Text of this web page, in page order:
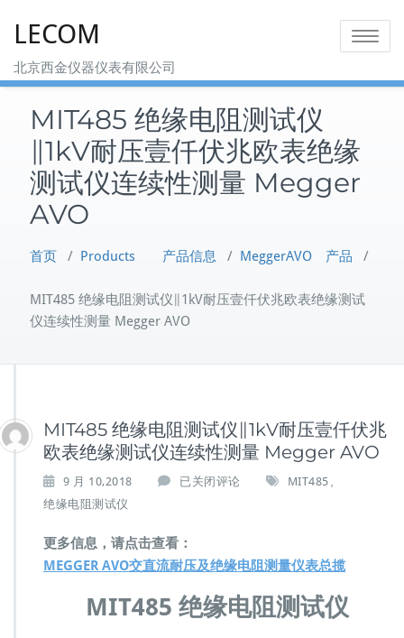
LECOM
北京西金仪器仪表有限公司
Toggle
MIT485 绝缘电阻测试仪
∥1kV耐压壹仟伏兆欧表绝缘
测试仪连续性测量 Megger
AVO
首页 / Products 产品信息 / MeggerAVO 产品 /
MIT485 绝缘电阻测试仪∥1kV耐压壹仟伏兆欧表绝缘测试
仪连续性测量 Megger AVO
MIT485 绝缘电阻测试仪∥1kV耐压壹仟伏兆
欧表绝缘测试仪连续性测量 Megger AVO
9 月 10,2018
M
8
5
缘
已关闭评论 MIT485
绝缘电阻测试仪
更多信息，请点击查看：
MEGGER AVO交直流耐压及绝缘电阻测量仪表总揽
MIT485 绝缘电阻测试仪